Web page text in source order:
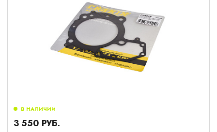
В НАЛИЧИИ
3 550 РУБ.